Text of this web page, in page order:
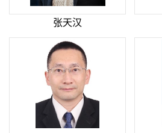
张天汉